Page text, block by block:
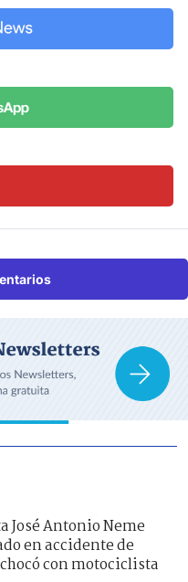
José Antonio Neme
en accidente de
con motociclista